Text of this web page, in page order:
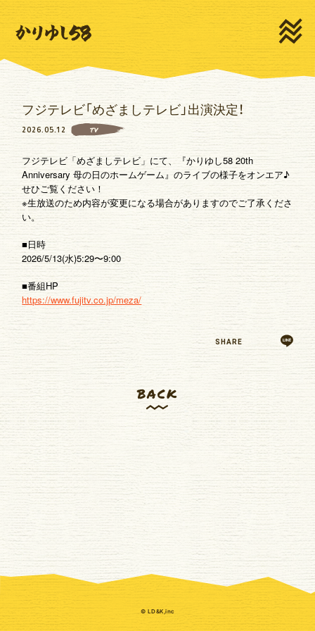
HOME
LIVE
MEDIA
PROFILE
MOVIE
DISCOGRAPHY
GOODS
ログイン
ゆいま～るSNS
ゆいま～るテレビ
ゆいま～るブログ
ゆいま～るラジオ
かりゆしの部屋
フジテレビ「めざましテレビ」出演決定！
2026.05.12 TV
フジテレビ「めざましテレビ」にて、『かりゆし58 20th
Anniversary 母の日のホームゲーム』のライブの様子をオンエア♪
せひご覧ください！
※生放送のため内容が変更になる場合がありますのでご了承くださ
い。
■日時
2026/5/13(水)5:29〜9:00
■番組HP
https://www.fujitv.co.jp/meza/
SHARE
BACK
© LD&K,inc